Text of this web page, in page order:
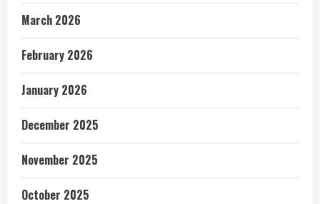
March 2026
February 2026
January 2026
December 2025
November 2025
October 2025